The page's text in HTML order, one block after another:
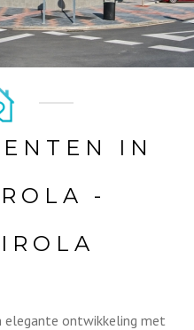
IN
-
elegante ontwikkeling met